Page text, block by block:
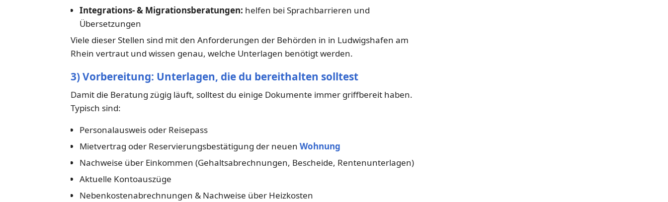
Integrations- & Migrationsberatungen: helfen bei Sprachbarrieren und
Übersetzungen
Viele dieser Stellen sind mit den Anforderungen der Behörden in in Ludwigshafen am
Rhein vertraut und wissen genau, welche Unterlagen benötigt werden.
3) Vorbereitung: Unterlagen, die du bereithalten solltest
Damit die Beratung zügig läuft, solltest du einige Dokumente immer griffbereit haben.
Typisch sind:
Personalausweis oder Reisepass
Mietvertrag oder Reservierungsbestätigung der neuen Wohnung
Nachweise über Einkommen (Gehaltsabrechnungen, Bescheide, Rentenunterlagen)
Aktuelle Kontoauszüge
Nebenkostenabrechnungen & Nachweise über Heizkosten